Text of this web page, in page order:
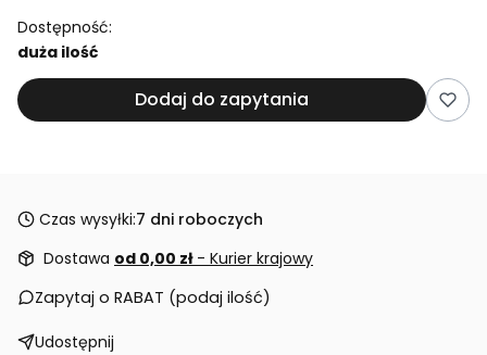
Dostępność:
duża ilość
Dodaj do zapytania
Czas wysyłki:7 dni roboczych
Dostawa od 0,00 zł - Kurier krajowy
Zapytaj o RABAT (podaj ilość)
Udostępnij